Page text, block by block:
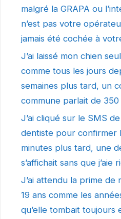
malgré la GRAPA ou
n’est pas votre
jamais été cochée à
J’ai laissé mon chien
comme tous les jours
semaines plus tard, un
commune parlait de 350
J’ai cliqué sur le SMS
dentiste pour confirmer
minutes plus tard, une
s’affichait sans que j’aie
J’ai attendu la prime
19 ans comme les
qu’elle tombait toujours